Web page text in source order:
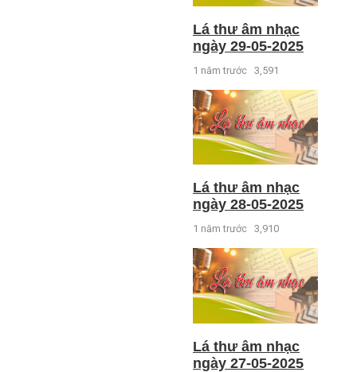
Lá thư âm nhạc
ngày 29-05-2025
1 năm trước 3,591
Lá thư âm nhạc
ngày 28-05-2025
1 năm trước 3,910
Lá thư âm nhạc
ngày 27-05-2025